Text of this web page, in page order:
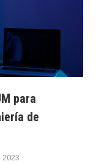
para
de
2023